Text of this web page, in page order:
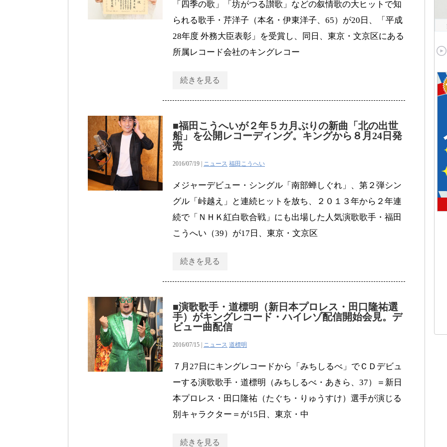
「四季の歌」「坊がつる讃歌」などの叙情歌の大ヒットで知
られる歌手・芹洋子（本名・伊東洋子、65）が20日、「平成
28年度 外務大臣表彰」を受賞し、同日、東京・文京区にある
所属レコード会社のキングレコー
続きを見る
■福田こうへいが２年５カ月ぶりの新曲「北の出世
船」を公開レコーディング。キングから８月24日発
売
2016/07/19 | ニュース 福田こうへい
メジャーデビュー・シングル「南部蝉しぐれ」、第２弾シン
グル「峠越え」と連続ヒットを放ち、２０１３年から２年連
続で「ＮＨＫ紅白歌合戦」にも出場した人気演歌歌手・福田
こうへい（39）が17日、東京・文京区
続きを見る
■演歌歌手・道標明（新日本プロレス・田口隆祐選
手）がキングレコード・ハイレゾ配信開始会見。デ
ビュー曲配信
2016/07/15 | ニュース 道標明
７月27日にキングレコードから「みちしるべ」でＣＤデビュ
ーする演歌歌手・道標明（みちしるべ・あきら、37）＝新日
本プロレス・田口隆祐（たぐち・りゅうすけ）選手が演じる
別キャラクター＝が15日、東京・中
続きを見る